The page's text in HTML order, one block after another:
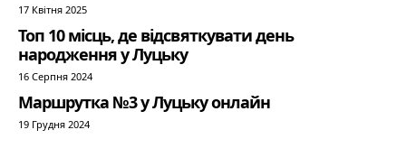
17 Квітня 2025
Топ 10 місць, де відсвяткувати день
народження у Луцьку
16 Серпня 2024
Маршрутка №3 у Луцьку онлайн
19 Грудня 2024